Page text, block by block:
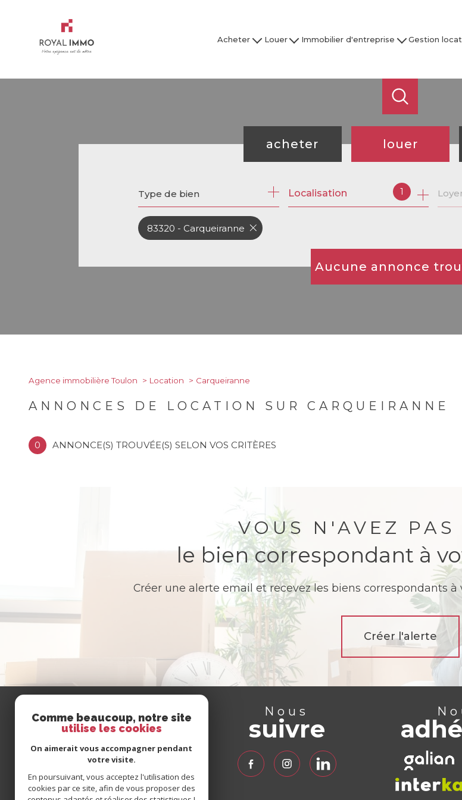
Acheter
Appartement
Tous nos biens
Louer
Appartement
Tous nos biens
Immobilier d'entreprise
Louer
Vendre / Faire Gérer
Gestion
acheter
de l'ancien
de l'immo pro
louer
à l'année
de l'immo pro
Type de bien 1
Localisation
Aucune annonce
83320 - Carqueiranne
Agence immobilière Toulon Location Carqueiranne
ANNONCES DE LOCATION SUR CARQUEIRANNE
0 ANNONCE(S) TROUVÉE(S) SELON VOS CRITÈRES
VOUS N'AVEZ PAS
le bien correspondant à
Créer une alerte email et recevez les biens correspondants
Créer l'alerte
connecter
espace propriétaire
espace client syndic
espace client gestion
Nous
suivre
Comme beaucoup, notre site
utilise les cookies
On aimerait vous accompagner pendant
votre visite.
En poursuivant, vous acceptez l'utilisation des
cookies par ce site, afin de vous proposer des